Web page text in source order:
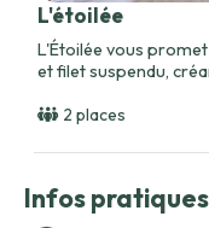
L'étoilée
L'Étoilée vous
et filet suspendu,
2 places
Infos pratiques